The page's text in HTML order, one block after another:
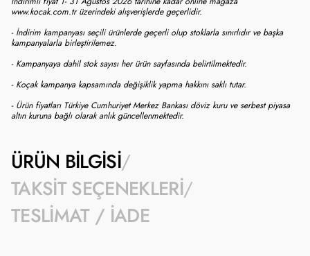
www.kocak.com.tr üzerindeki alışverişlerde geçerlidir.
- İndirim kampanyası seçili ürünlerde geçerli olup stoklarla sınırlıdır ve başka
kampanyalarla birleştirilemez.
- Kampanyaya dahil stok sayısı her ürün sayfasında belirtilmektedir.
- Koçak kampanya kapsamında değişiklik yapma hakkını saklı tutar.
- Ürün fiyatları Türkiye Cumhuriyet Merkez Bankası döviz kuru ve serbest piyasa
altın kuruna bağlı olarak anlık güncellenmektedir.
ÜRÜN BILGISI
TAKSIT SEÇENEKLERI
TESLIMAT / İADE